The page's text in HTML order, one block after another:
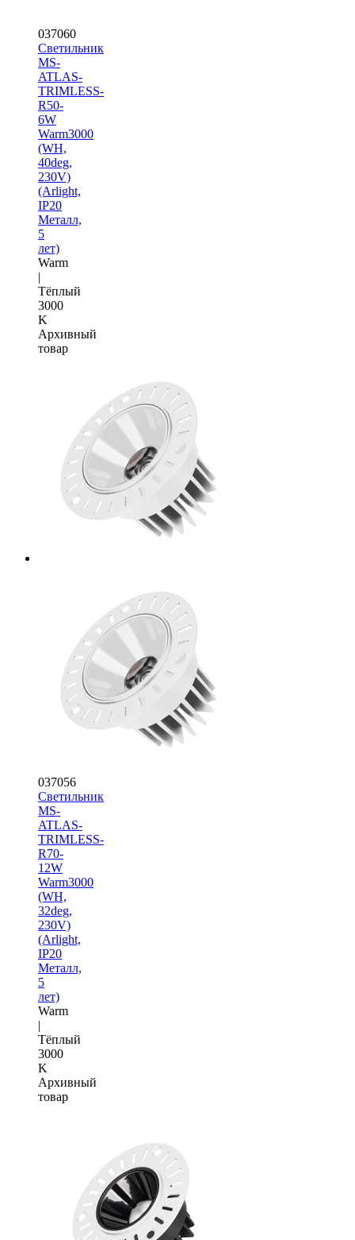
037060
Светильник
MS-
ATLAS-
TRIMLESS-
R50-
6W
Warm3000
(WH,
40deg,
230V)
(Arlight,
IP20
Металл,
5
лет)
Warm
|
Тёплый
3000
K
Архивный
товар
037056
Светильник
MS-
ATLAS-
TRIMLESS-
R70-
12W
Warm3000
(WH,
32deg,
230V)
(Arlight,
IP20
Металл,
5
лет)
Warm
|
Тёплый
3000
K
Архивный
товар